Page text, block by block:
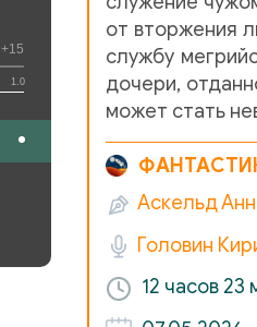
1.0
+15
от вторжения
службу
дочери,
может стать
Аскельд
Головин
12 часов 23